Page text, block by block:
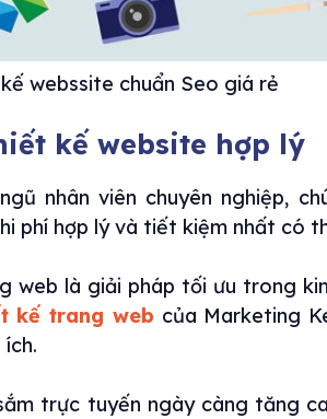
webssite chuẩn Seo giá rẻ
kế website hợp lý
nhân viên chuyên nghiệp,
phí hợp lý và tiết kiệm nhất có
web là giải pháp tối ưu trong
kế trang web của Marketing
trực tuyến ngày càng tăng